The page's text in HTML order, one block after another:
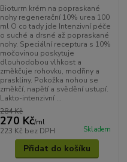
Bioturm krém na popraskané
nohy regenerační 10% urea 100
ml O co tady jde Intenzivní péče
o suché a drsné až popraskané
nohy. Speciální receptura s 10%
močovinou poskytuje
dlouhodobou vlhkost a
změkčuje rohovku, modřiny a
praskliny. Pokožka nohou se
změkčí, napětí a svědění ustupí.
Lakto-intenzivní ...
284 Kč
270 Kč/ml
223 Kč bez DPH Skladem
Přidat do košíku